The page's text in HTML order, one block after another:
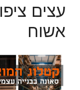
עצים
אשוח